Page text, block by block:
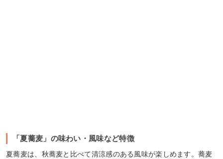
「夏蕎麦」の味わい・風味など特徴
夏蕎麦は、秋蕎麦と比べて清涼感のある風味が楽しめます。蕎麦